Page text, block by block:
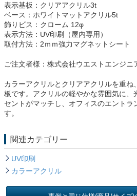
表示基板：クリアアクリル3t
ベース：ホワイトマットアクリル5t
飾りビス：クローム 12φ
表示方法：UV印刷（屋内専用）
取付方法：2ｍｍ強力マグネットシート
ご注文者様：株式会社ウエストエンジニ
カラーアクリルとクリアアクリルを重ね
板です。アクリルの軽やかな雰囲気に、
セントがマッチし、オフィスのエントラ
す。
関連カテゴリー
UV印刷
カラーアクリル